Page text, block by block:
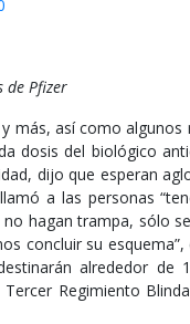
de Pfizer
más, así como
dosis del biológico
dijo que esperan
a las personas
hagan trampa, sólo
concluir su
alrededor
Regimiento